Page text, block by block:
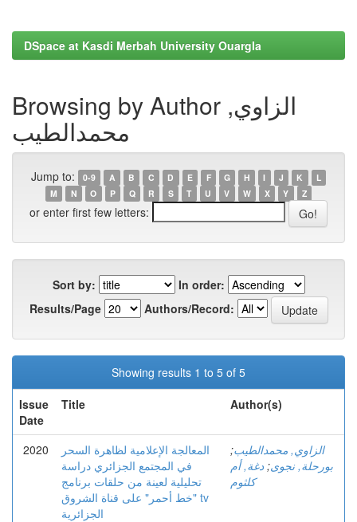
DSpace at Kasdi Merbah University Ouargla
Browsing by Author الزاوي,
محمدالطيب
Jump to: 0-9 A B C D E F G H I J K
L
M
N O P Q R S T U V W X Y Z
or enter first few letters:
Sort by:
In order:
Results/Page
Authors/Record:
Showing results 1 to 5 of 5
Issue
Date
Title Author(s)
2020
المعالجة الإعلامية لظاهرة السحر
في المجتمع الجزائري دراسة
تحليلية لعينة من حلقات برنامج
"خط أحمر" على قناة الشروق tv
الجزائرية
الزاوي, محمدالطيب;
بورحلة, نجوى; دغة, أم
كلثوم